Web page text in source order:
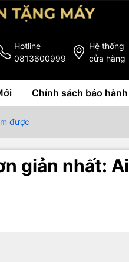
Hotline
0813600999
Hệ thống
cửa hàng
Chính sách bảo hành
được
giản nhất: Ai